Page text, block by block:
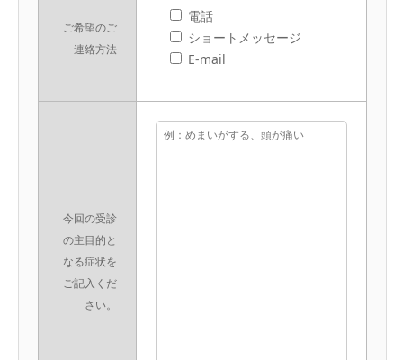
ご希望のご
連絡方法
電話
ショートメッセージ
E-mail
今回の受診
の主目的と
なる症状を
ご記入くだ
さい。